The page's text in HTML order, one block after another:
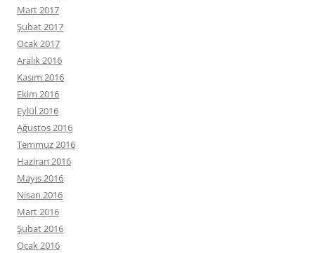
Mart 2017
Şubat 2017
Ocak 2017
Aralık 2016
Kasım 2016
Ekim 2016
Eylül 2016
Ağustos 2016
Temmuz 2016
Haziran 2016
Mayıs 2016
Nisan 2016
Mart 2016
Şubat 2016
Ocak 2016